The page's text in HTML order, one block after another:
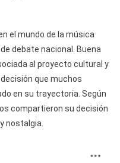
el mundo de la música
debate nacional. Buena
al proyecto cultural y
que muchos
en su trayectoria. Según
compartieron su decisión
nostalgia.